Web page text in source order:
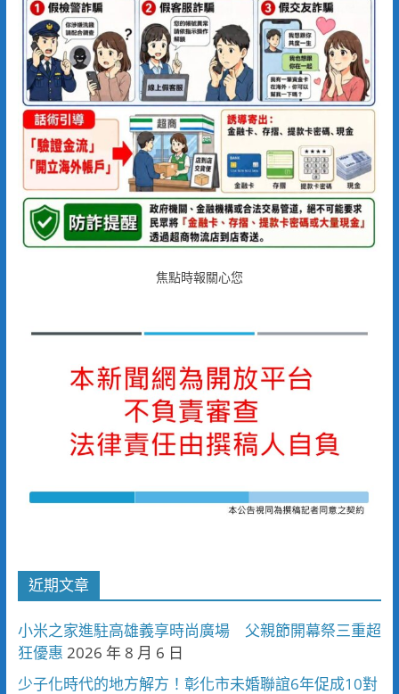
焦點時報關心您
近期文章
小米之家進駐高雄義享時尚廣場 父親節開幕祭三重超
狂優惠 2026 年 8 月 6 日
少子化時代的地方解方！彰化市未婚聯誼6年促成10對